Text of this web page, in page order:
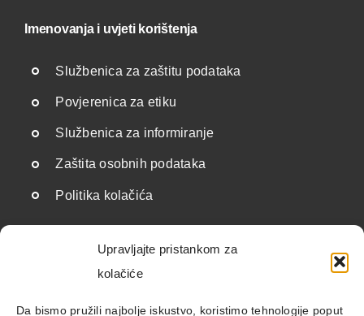
Upravljajte pristankom za
kolačiće
Da bismo pružili najbolje iskustvo, koristimo tehnologije poput
Imenovanja i uvjeti korištenja
Službenica za zaštitu podataka
Povjerenica za etiku
Službenica za informiranje
Zaštita osobnih podataka
Politika kolačića
Korisne poveznice
Državne institucije i javnopravna tijela